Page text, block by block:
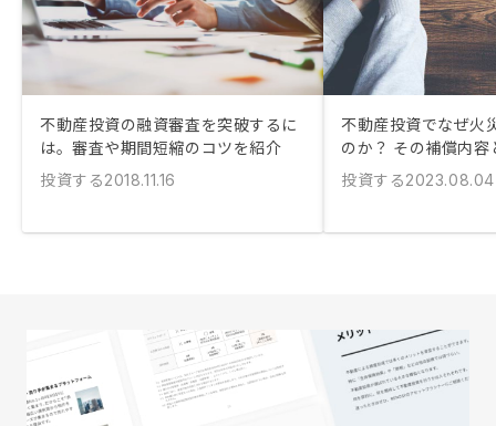
不動産投資の融資審査を突破するに
は。審査や期間短縮のコツを紹介
投資する2018.11.16
不動産投資でなぜ火
のか？ その補償内
投資する2023.08.04